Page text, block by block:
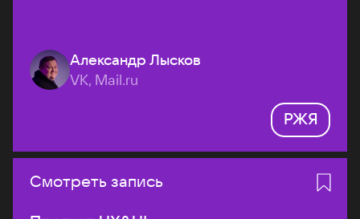
Александр Лысков
VK, Mail.ru
РЖЯ
Смотреть запись